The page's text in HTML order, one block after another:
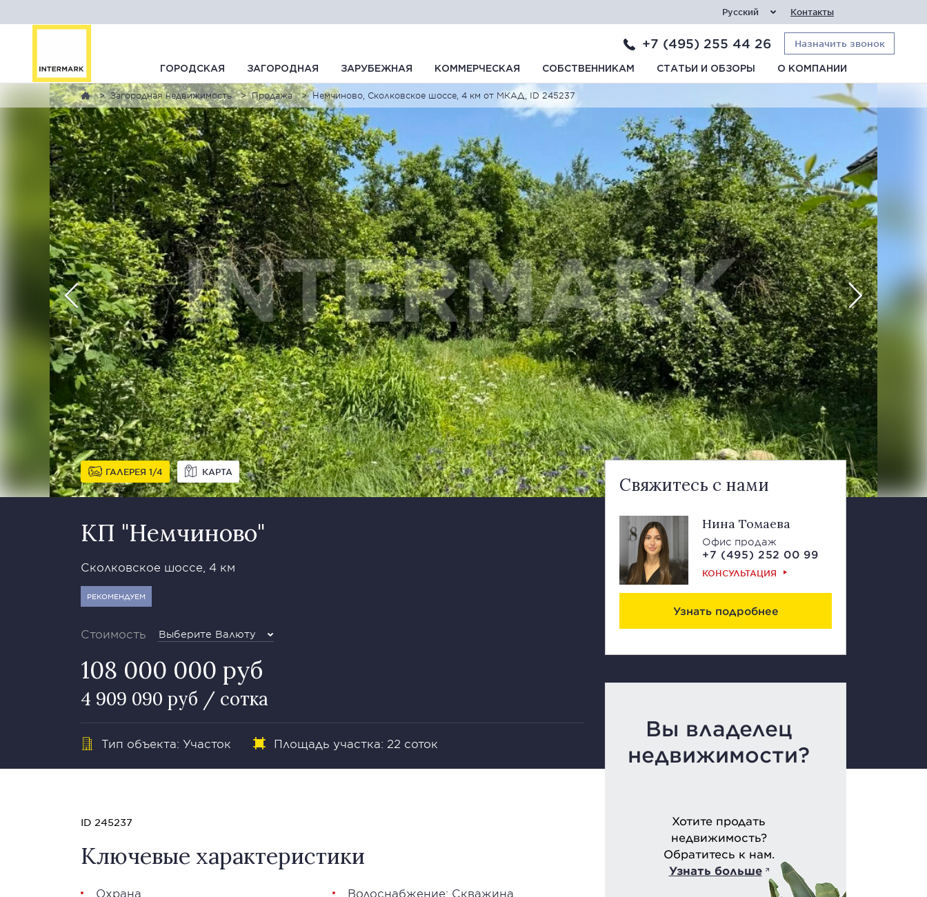
Русский Контакты
+7 (495) 255 44 26 Назначить звонок
ГОРОДСКАЯ ЗАГОРОДНАЯ ЗАРУБЕЖНАЯ КОММЕРЧЕСКАЯ СОБСТВЕННИКАМ СТАТЬИ И ОБЗОРЫ О КОМПАНИИ
Загородная недвижимость Продажа Немчиново, Сколковское шоссе, 4 км от МКАД, ID 245237
ГАЛЕРЕЯ 1 4 КАРТА
КП "Немчиново"
Сколковское шоссе, 4 км
РЕКОМЕНДУЕМ
Стоимость Выберите Валюту
108 000 000 руб
4 909 090 руб / сотка
Тип объекта: Участок Площадь участка: 22 соток
Свяжитесь с нами
Нина Томаева
Офис продаж
+7 (495) 252 00 99
КОНСУЛЬТАЦИЯ
Узнать подробнее
Вы владелец
недвижимости?
Хотите продать
недвижимость?
Обратитесь к нам.
Узнать больше
ID 245237
Ключевые характеристики
Охрана
Водоснабжение: Скважина